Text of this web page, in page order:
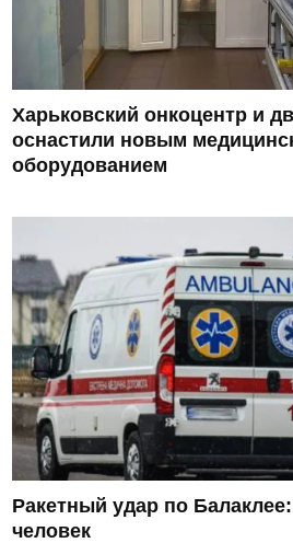
Харьковский онкоцентр и
оснастили новым
оборудованием
Ракетный удар по
человек